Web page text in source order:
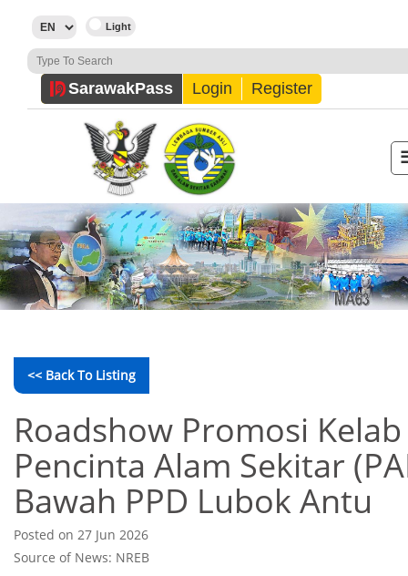
SarawakPass Login Register
<< Back To Listing
Roadshow Promosi Kelab
Pencinta Alam Sekitar
Bawah PPD Lubok Antu
Posted on 27 Jun 2026
Source of News: NREB